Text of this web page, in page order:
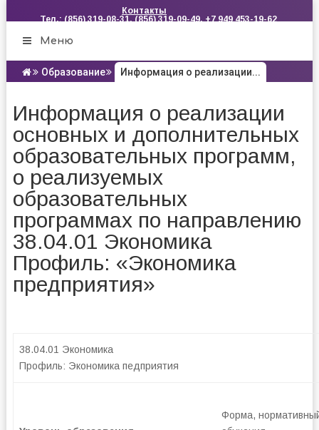
Контакты
Тел.: (856) 319-08-31, (856) 319-09-49, +7 949 453-19-62
Меню
Образование Информация о реализации...
Информация о реализации
основных и дополнительных
образовательных программ,
о реализуемых
образовательных
программах по направлению
38.04.01 Экономика
Профиль: «Экономика
предприятия»
38.04.01 Экономика
Профиль: Экономика педприятия
Форма,